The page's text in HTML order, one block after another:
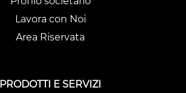
Lavora con Noi
Area Riservata
PRODOTTI E SERVIZI